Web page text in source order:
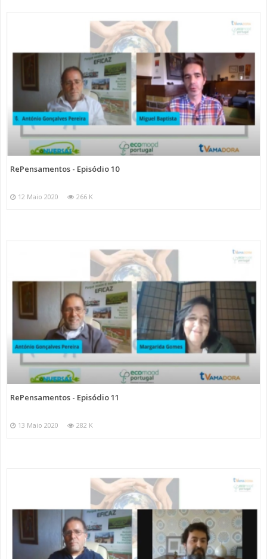
RePensamentos - Episódio 10
12 Maio 2020 266 K
RePensamentos - Episódio 11
13 Maio 2020 282 K